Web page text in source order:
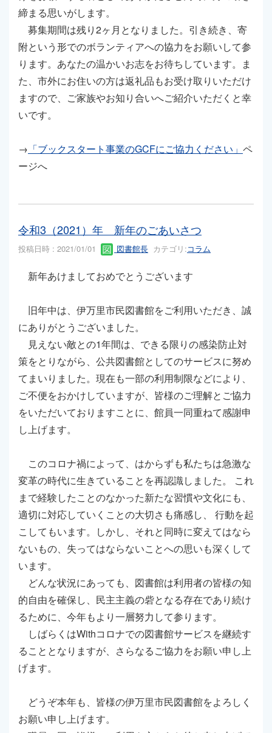
締まる思いがします。
募集期間は残り2ヶ月となりました。引き続き、寄
附という形でのボランティアへの協力をお願いして参
ります。あなたの温かいお志をお待ちしています。ま
た、市外にお住いの方は返礼品もお受け取りいただけ
ますので、ご家族やお知り合いへご紹介いただくと幸
いです。
→ 「ブックスタート事業のGCFにご協力ください」 ペ
ージへ
令和3（2021）年 新年のごあいさつ
投稿日時 : 2021/01/01 図書館長 カテゴリ:コラム
新年あけましておめでとうございます
旧年中は、伊万里市民図書館をご利用いただき、誠
にありがとうございました。
見えない敵との1年間は、できる限りの感染防止対
策をとりながら、公共図書館としてのサービスに努め
てまいりました。現在も一部の利用制限などにより、
ご不便をおかけしていますが、皆様のご理解とご協力
をいただいておりますことに、館員一同重ねて感謝申
し上げます。
このコロナ禍によって、はからずも私たちは急激な
変革の時代に生きていることを再認識しました。 これ
まで経験したことのなかった新たな習慣や文化にも、
適切に対応していくことの大切さも痛感し、 行動を起
こしてもいます。しかし、それと同時に変えてはなら
ないもの、失ってはならないことへの思いも深くして
います。
どんな状況にあっても、図書館は利用者の皆様の知
的自由を確保し、民主主義の砦となる存在であり続け
るために、今年もより一層努力して参ります。
しばらくはWithコロナでの図書館サービスを継続す
ることとなりますが、さらなるご協力をお願い申し上
げます。
どうぞ本年も、皆様の伊万里市民図書館をよろしく
お願い申し上げます。